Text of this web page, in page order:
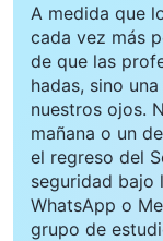
A medida que
cada vez más
de que las
hadas, sino
nuestros ojos.
mañana o un
el regreso del
seguridad bajo
WhatsApp o
grupo de